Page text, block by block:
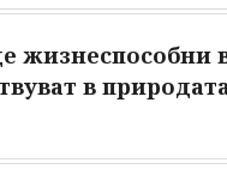
жизнеспособни
в